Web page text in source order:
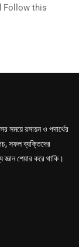
Follow this
সময়ে রসায়ন ও পদার্থের
সফল ব্যক্তিদের
জ্ঞান শেয়ার করে থাকি।